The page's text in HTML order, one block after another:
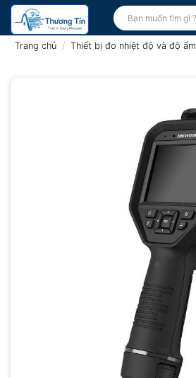
Bỏ
qua
Tìm
kiếm:
Trang chủ / Thiết bị đo nhiệt độ và độ ẩm